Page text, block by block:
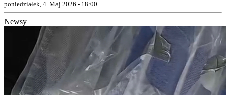
poniedziałek, 4. Maj 2026 - 18:00
Newsy